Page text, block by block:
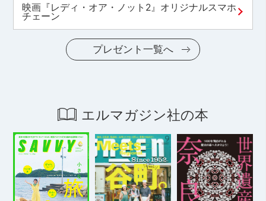
映画『レディ・オア・ノット2』オリジナルスマホ
チェーン
プレゼント一覧へ
エルマガジン社の本